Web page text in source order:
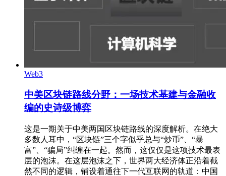
Web3
中美区块链路线分野：一场技术基建与金融收
编的史诗级博弈
这是一期关于中美两国区块链路线的深度解析。在绝大
多数人耳中，“区块链”三个字似乎总与“炒币”、“暴
富”、“骗局”纠缠在一起。然而，这仅仅是这项技术最表
层的泡沫。在这层泡沫之下，世界两大经济体正沿着截
然不同的逻辑，铺设着通往下一代互联网的轨道：中国